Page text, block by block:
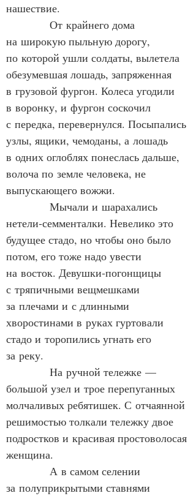
нашествие.
От крайнего дома
на широкую пыльную дорогу,
по которой ушли солдаты, вылетела
обезумевшая лошадь, запряженная
в грузовой фургон. Колеса угодили
в воронку, и фургон соскочил
с передка, перевернулся. Посыпались
узлы, ящики, чемоданы, а лошадь
в одних оглоблях понеслась дальше,
волоча по земле человека, не
выпускающего вожжи.
Мычали и шарахались
нетели‑семменталки. Невелико это
будущее стадо, но чтобы оно было
потом, его тоже надо увести
на восток. Девушки‑погонщицы
с тряпичными вещмешками
за плечами и с длинными
хворостинами в руках гуртовали
стадо и торопились угнать его
за реку.
На ручной тележке —
большой узел и трое перепуганных
молчаливых ребятишек. С отчаянной
решимостью толкали тележку двое
подростков и красивая простоволосая
женщина.
А в самом селении
за полуприкрытыми ставнями